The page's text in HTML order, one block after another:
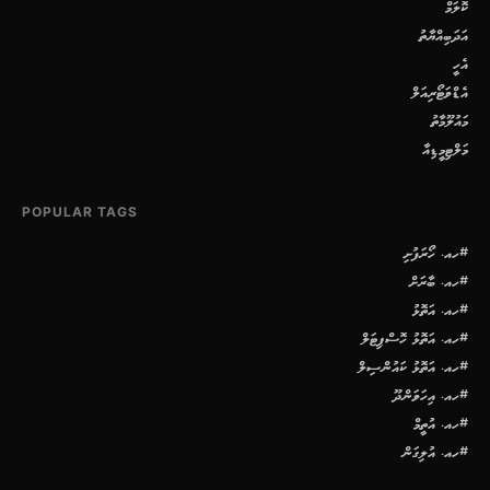
ކޮލަމް
އަދަބިއްޔާތު
އެހީ
އެޑްވަޓޯރިއަލް
މައުލޫމާތު
މަލްޓިމީޑިއާ
POPULAR TAGS
#ހއ. ހޯރަފުށި
#ހއ. ބާރަށް
#ހއ. އަތޮޅު
#ހއ. އަތޮޅު ހޮސްޕިޓަލް
#ހއ. އަތޮޅު ކައުންސިލް
#ހއ. އިހަވަންދޫ
#ހއ. އުތީމް
#ހއ. އުލިގަން